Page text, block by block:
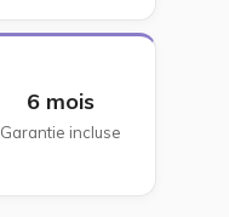
6 mois
Garantie incluse